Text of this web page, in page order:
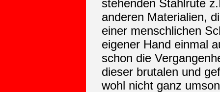
stehenden Stahlrute
anderen Materialien,
einer menschlichen
eigener Hand einmal
schon die
dieser brutalen und
wohl nicht ganz